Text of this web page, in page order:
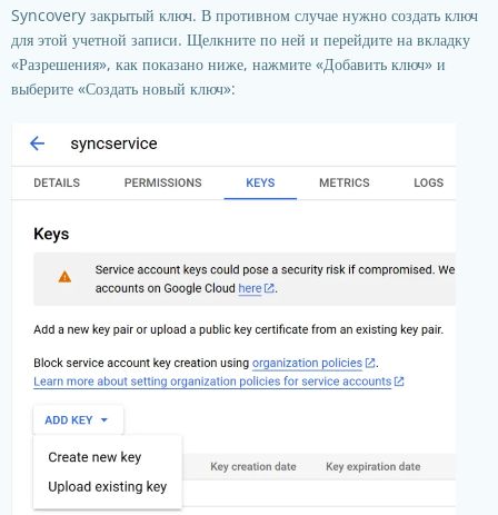
Syncovery закрытый ключ. В противном случае нужно создать ключ
для этой учетной записи. Щелкните по ней и перейдите на вкладку
«Разрешения», как показано ниже, нажмите «Добавить ключ» и
выберите «Создать новый ключ»: